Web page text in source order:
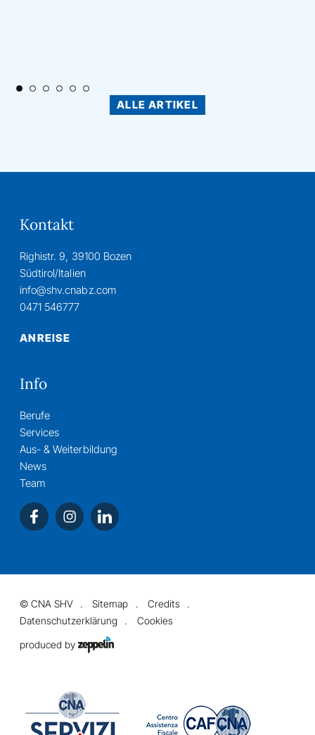
ALLE ARTIKEL
Kontakt
Righistr. 9, 39100 Bozen
Südtirol/Italien
info@shv.cnabz.com
0471 546777
ANREISE
Info
Berufe
Services
Aus- & Weiterbildung
News
Team
©CNA SHV Sitemap
Credits
Datenschutzerklärung
Cookies
produced by